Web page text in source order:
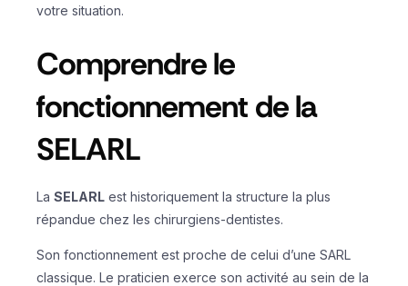
votre situation.
Comprendre le
fonctionnement de la
SELARL
La SELARL est historiquement la structure la plus
répandue chez les chirurgiens-dentistes.
Son fonctionnement est proche de celui d’une SARL
classique. Le praticien exerce son activité au sein de la